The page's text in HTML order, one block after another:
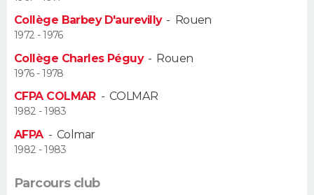
Alimentation
Guide de la santé
Maladies
Médicaments
Sommeil
VOYAGE
Destinations
City break
Voyage nature
Voyage de noces
Forum
Climat
+
PHOTO
GUIDES D'ACHAT
BONS PLANS
Carte de Noël
Carte Bonne année
Carte Saint-Valentin
Carte Pâques
Carte d'anniversaire
Collège Barbey D'aurevilly- Rouen
1972 - 1976
Collège Charles Péguy- Rouen
1976 - 1978
CFPA COLMAR-COLMAR
1982 - 1983
AFPA- Colmar
1982 - 1983
Parcours club